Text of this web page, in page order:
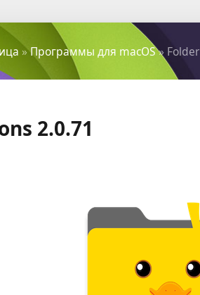
»Программы для macOS» Folder
2.0.71